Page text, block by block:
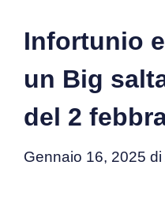
Infortunio
un Big
del 2
Gennaio 16, 2025 di